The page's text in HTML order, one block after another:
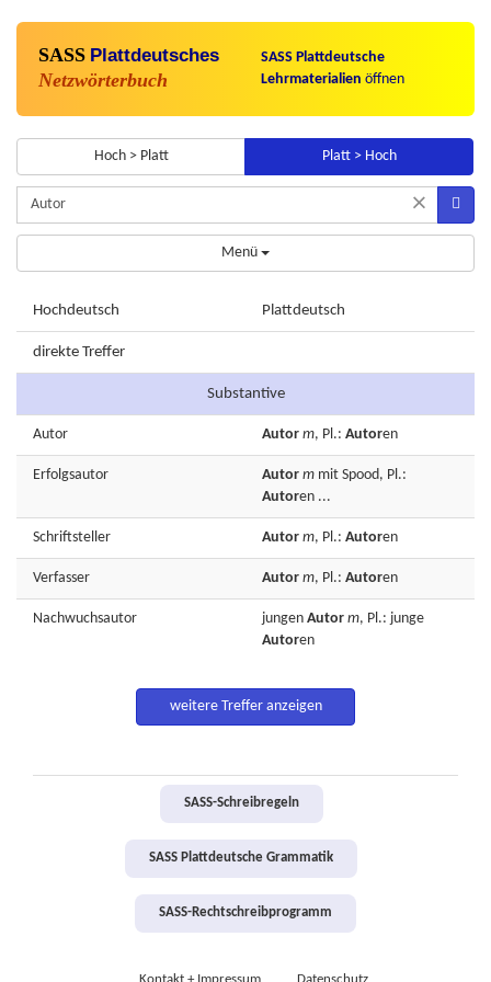
SASS Plattdeutsches
Netzwörterbuch
SASS Plattdeutsche
Lehrmaterialien öffnen
Hoch > Platt Platt > Hoch
×
Menü
Hochdeutsch Plattdeutsch
direkte Treffer
Substantive
Autor Autor m, Pl.: Autoren
Erfolgsautor Autor m mit Spood, Pl.:
Autoren ...
Schriftsteller Autor m, Pl.: Autoren
Verfasser Autor m, Pl.: Autoren
Nachwuchsautor jungen Autor m, Pl.: junge
Autoren
weitere Treffer anzeigen
SASS-Schreibregeln
SASS Plattdeutsche Grammatik
SASS-Rechtschreibprogramm